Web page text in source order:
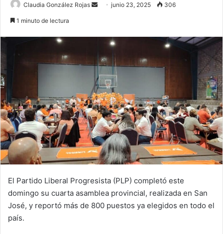
Claudia González Rojas
Sendjunio 23, 2025 306
1 minuto de lectura
El Partido Liberal Progresista (PLP) completó este
domingo su cuarta asamblea provincial, realizada en San
José, y reportó más de 800 puestos ya elegidos en todo el
país.